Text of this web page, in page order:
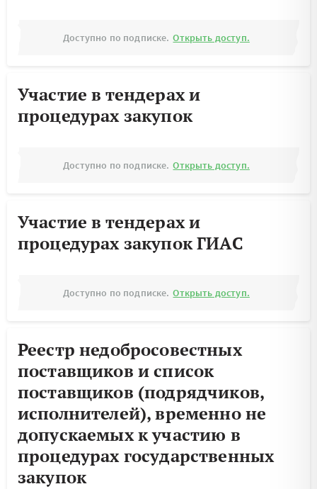
Доступно по подписке. Открыть доступ.
Участие в тендерах и
процедурах закупок
Доступно по подписке. Открыть доступ.
Участие в тендерах и
процедурах закупок ГИАС
Доступно по подписке. Открыть доступ.
Реестр недобросовестных
поставщиков и список
поставщиков (подрядчиков,
исполнителей), временно не
допускаемых к участию в
процедурах государственных
закупок